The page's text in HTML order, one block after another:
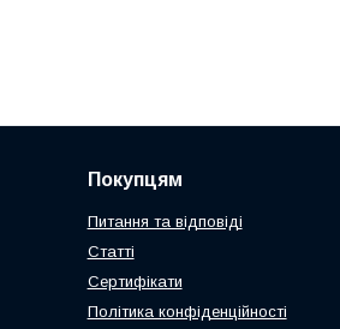
Покупцям
Питання та відповіді
Статті
Сертифікати
Політика конфіденційності